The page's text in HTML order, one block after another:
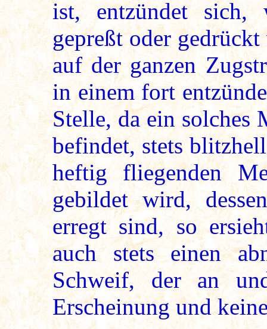
ist, entzündet
gepreßt oder
auf der ganzen
in einem fort
Stelle, da ein solches
befindet, stets
heftig fliegenden
gebildet wird,
erregt sind, so
auch stets einen
Schweif, der an
Erscheinung und